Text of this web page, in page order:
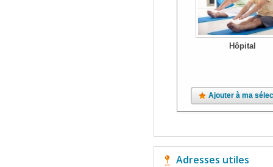
Hôpital
Ajouter à ma
Adresses utiles